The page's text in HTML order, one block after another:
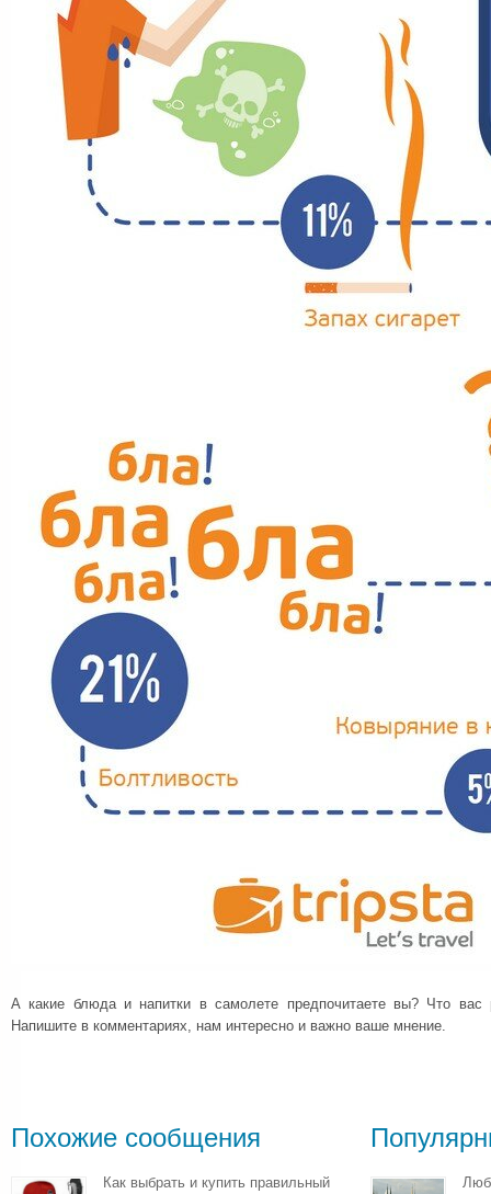
А какие блюда и напитки в самолете предпочитаете вы? Что вас
Напишите в комментариях, нам интересно и важно ваше мнение.
Похожие сообщения
Как выбрать и купить правильный